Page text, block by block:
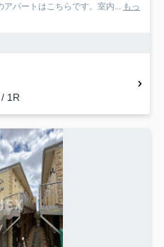
パートはこちらです。室内... もっ
1R